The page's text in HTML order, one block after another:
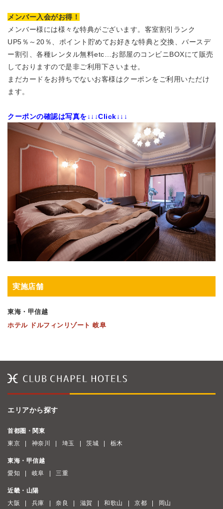
メンバー入会がお得！
メンバー様には様々な特典がございます。 客室割引ランク
UP5％～20％、 ポイント貯めてお好きな特典と交換、 バースデ
ー割引 、 各種レンタル無料etc…お部屋のコンビニBOXにて販売
しておりますので是非ご利用下さいませ。
まだカードをお持ちでないお客様はクーポンをご利用いただけ
ます。
クーポンの確認は写真を↓↓↓Click↓↓↓
実施店舗
東海・甲信越
ホテル ドルフィンリゾート 岐阜
エリアから探す
首都圏・関東
東京
神奈川 埼玉 茨城 栃木
東海・甲信越
愛知
岐阜 三重
近畿・山陽
大阪
兵庫 奈良 滋賀 和歌山 京都 岡山